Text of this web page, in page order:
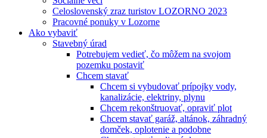
Celoslovenský zraz turistov LOZORNO 2023
Pracovné ponuky v Lozorne
Ako vybaviť
Stavebný úrad
Potrebujem vedieť, čo môžem na svojom
pozemku postaviť
Chcem stavať
Chcem si vybudovať prípojky vody,
kanalizácie, elektriny, plynu
Chcem rekonštruovať, opraviť plot
Chcem stavať garáž, altánok, záhradný
domček, oplotenie a podobne